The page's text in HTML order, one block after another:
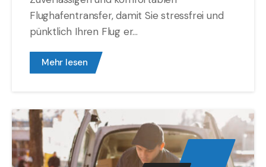
Flughafentransfer, damit Sie stressfrei und
pünktlich Ihren Flug er...
Mehr lesen